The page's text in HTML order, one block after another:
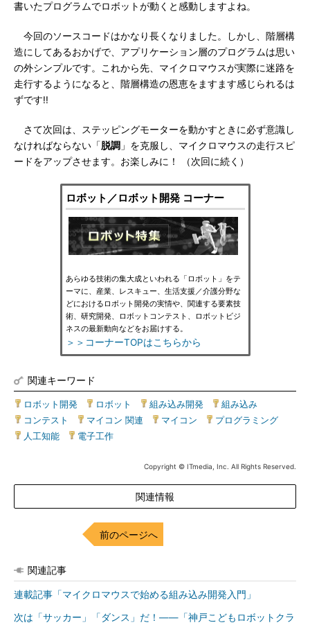
書いたプログラムでロボットが動くと感動しますよね。
今回のソースコードはかなり長くなりました。しかし、階層構
造にしてあるおかげで、アプリケーション層のプログラムは思い
の外シンプルです。これから先、マイクロマウスが実際に迷路を
走行するようになると、階層構造の恩恵をますます感じられるは
ずです!!
さて次回は、ステッピングモーターを動かすときに必ず意識し
なければならない「脱調 」を克服し、マイクロマウスの走行スピ
ードをアップさせます。お楽しみに！ （次回に続く）
ロボット／ロボット開発 コーナー
あらゆる技術の集大成といわれる「ロボット」をテ
ーマに、産業、レスキュー、生活支援／介護分野な
どにおけるロボット開発の実情や、関連する要素技
術、研究開発、ロボットコンテスト、ロボットビジ
ネスの最新動向などをお届けする。
＞＞コーナーTOPはこちらから
関連キーワード
ロボット開発 ロボット 組み込み開発 組み込み
コンテスト
マイコン 関連 マイコン プログラミング
人工知能
電子工作
Copyright © ITmedia, Inc. All Rights Reserved.
関連情報
前のページへ
関連記事
連載記事「マイクロマウスで始める組み込み開発入門」
次は「サッカー」「ダンス」だ！――「神戸こどもロボットクラ